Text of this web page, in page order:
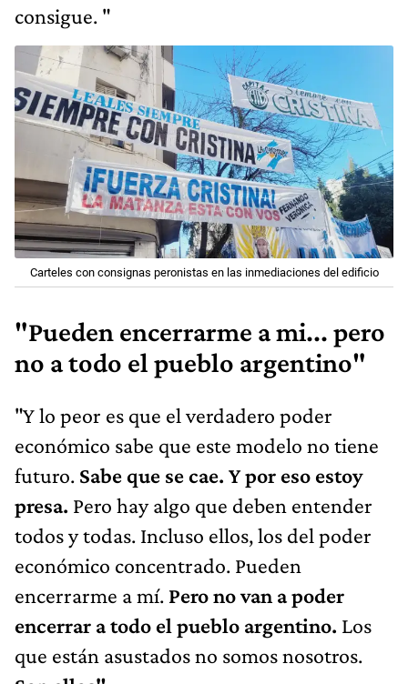
consigue. "
Carteles con consignas peronistas en las inmediaciones del edificio
"Pueden encerrarme a mi... pero
no a todo el pueblo argentino"
"Y lo peor es que el verdadero poder
económico sabe que este modelo no tiene
futuro. Sabe que se cae. Y por eso estoy
presa. Pero hay algo que deben entender
todos y todas. Incluso ellos, los del poder
económico concentrado. Pueden
encerrarme a mí. Pero no van a poder
encerrar a todo el pueblo argentino. Los
que están asustados no somos nosotros.